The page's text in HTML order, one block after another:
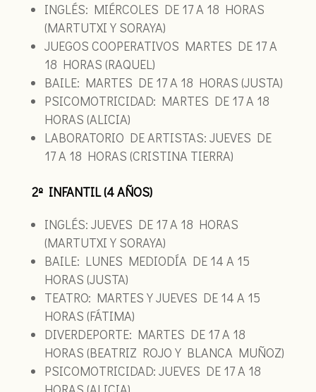
INGLÉS: MIÉRCOLES DE 17 A 18 HORAS
(MARTUTXI Y SORAYA)
JUEGOS COOPERATIVOS MARTES DE 17 A
18 HORAS (RAQUEL)
BAILE: MARTES DE 17 A 18 HORAS (JUSTA)
PSICOMOTRICIDAD: MARTES DE 17 A 18
HORAS (ALICIA)
LABORATORIO DE ARTISTAS: JUEVES DE
17 A 18 HORAS (CRISTINA TIERRA)
2º INFANTIL (4 AÑOS)
INGLÉS: JUEVES DE 17 A 18 HORAS
(MARTUTXI Y SORAYA)
BAILE: LUNES MEDIODÍA DE 14 A 15
HORAS (JUSTA)
TEATRO: MARTES Y JUEVES DE 14 A 15
HORAS (FÁTIMA)
DIVERDEPORTE: MARTES DE 17 A 18
HORAS (BEATRIZ ROJO Y BLANCA MUÑOZ)
PSICOMOTRICIDAD: JUEVES DE 17 A 18